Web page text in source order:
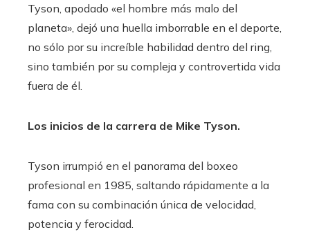
Tyson, apodado «el hombre más malo del
planeta», dejó una huella imborrable en el deporte,
no sólo por su increíble habilidad dentro del ring,
sino también por su compleja y controvertida vida
fuera de él.
Los inicios de la carrera de Mike Tyson.
Tyson irrumpió en el panorama del boxeo
profesional en 1985, saltando rápidamente a la
fama con su combinación única de velocidad,
potencia y ferocidad.